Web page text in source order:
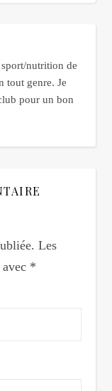
nutrition de
tout genre. Je
pour un bon
Les
*